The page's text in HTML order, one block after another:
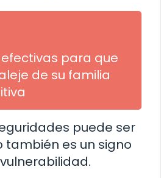
para que
de su familia
puede ser
es un signo